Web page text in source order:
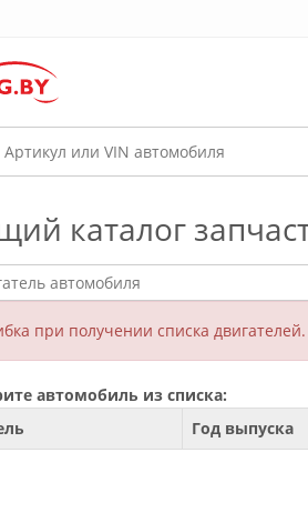
каталог
при получении списка двигателей.
автомобиль из списка:
Год выпуска